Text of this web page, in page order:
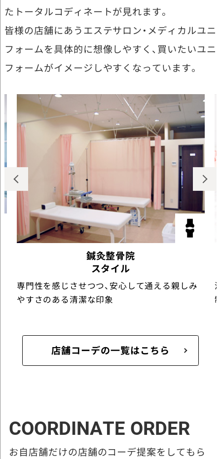
たトータルコディネートが見れます。
皆様の店舗にあうエステサロン・メディカルユニ
フォームを具体的に想像しやすく、買いたいユニ
フォームがイメージしやすくなっています。
鍼灸整骨院
スタイル
専門性を感じさせつつ、安心して通える親しみ
やすさのある清潔な印象
店舗コーデの一覧はこちら
COORDINATE ORDER
お自店舗だけの店舗のコーデ提案をしてもら